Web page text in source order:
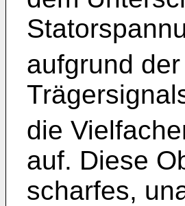
aufgrund
die
auf. Diese
scharfes,